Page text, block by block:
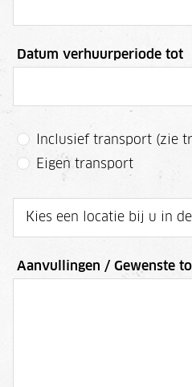
Datum verhuurperiode tot
Inclusief transport (zie
Eigen transport
Aanvullingen / Gewenste